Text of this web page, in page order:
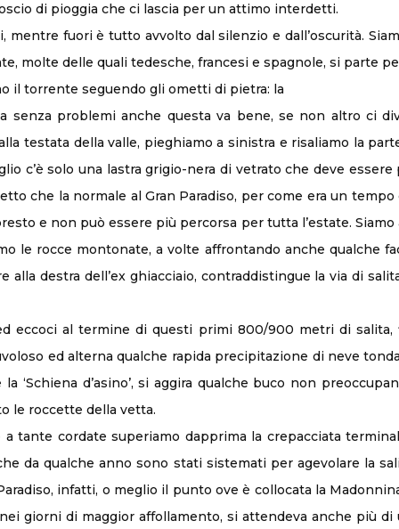
di pioggia che ci lascia per un attimo interdetti.
mentre fuori è tutto avvolto dal silenzio e dall’oscurità.
molte delle quali tedesche, francesi e spagnole, si parte
il torrente seguendo gli ometti di pietra: la
problemi anche questa va bene, se non altro ci
testata della valle, pieghiamo a sinistra e risaliamo la
c’è solo una lastra grigio-nera di vetrato che deve
che la normale al Gran Paradiso, per come era un
e non può essere più percorsa per tutta l’estate.
le rocce montonate, a volte affrontando anche qualche
alla destra dell’ex ghiacciaio, contraddistingue la via di
eccoci al termine di questi primi 800/900 metri di
ed alterna qualche rapida precipitazione di neve
‘Schiena d’asino’, si aggira qualche buco non
le roccette della vetta.
tante cordate superiamo dapprima la crepacciata
da qualche anno sono stati sistemati per agevolare la
infatti, o meglio il punto ove è collocata la
giorni di maggior affollamento, si attendeva anche più di